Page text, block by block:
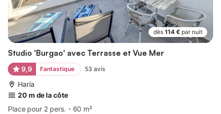
dès 114 € par nuit
Studio 'Burgao' avec Terrasse et Vue Mer
9,9 Fantastique 53 avis
Haría
20 m de la côte
Place pour 2 pers.
60 m²